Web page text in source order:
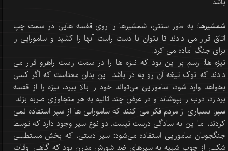
شمشیرها: به طور سنتی، شمشیرها را روی قفسه هایی در سمت چپ
اتاق قرار می دادند تا بتوان با دست راست آنها را کشید و سامورایی را
برای جنگ آماده می کرد.
نیزه ها: رسم بر این بود که نیزه ها را در سمت راست راهرو قرار می
دادند که نوک تیغه آن رو به در باشد. این بدان معناست که اگر کسی
بخواهد وارد شود، سامورایی می‌تواند خود را بالا ببرد، نیزه را از قفسه
بردارد، درب را بپوشاند و در عرض چند ثانیه به هر متجاوزی ضربه بزند.
سپر: بسیاری از مردم فکر می کنند که سامورایی ها از سپر استفاده نمی
کردند، اما این به سادگی درست نیست. دو نوع سپر وجود دارد که توسط
جنگجویان سامورایی استفاده می‌شود: سپر دستی، که بخش مستطیلی
شکلی از چوب شبیه به سپرهای ضد شورش مدرن بود که گاهی اوقات